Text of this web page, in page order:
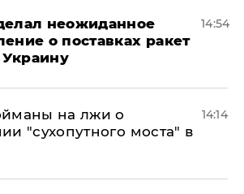
неожиданное
о поставках ракет
14:54
на лжи о
"сухопутного моста" в
14:14